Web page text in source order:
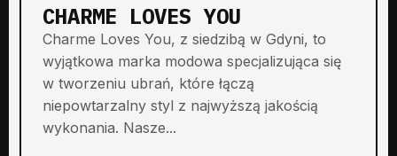
CHARME LOVES YOU
Charme Loves You, z siedzibą w Gdyni, to
wyjątkowa marka modowa specjalizująca się
w tworzeniu ubrań, które łączą
niepowtarzalny styl z najwyższą jakością
wykonania. Nasze...